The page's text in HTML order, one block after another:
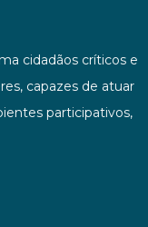
cidadãos críticos e
capazes de atuar
participativos,